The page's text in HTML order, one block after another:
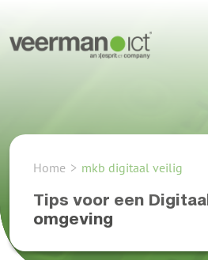
Home > mkb digitaal veilig
Tips voor een
omgeving